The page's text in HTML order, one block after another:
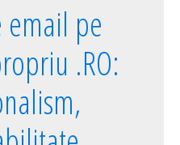
email pe
.RO: